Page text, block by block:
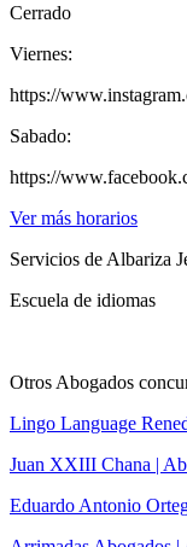
Cerrado
Viernes:
https://
Sabado:
https://
Ver más horarios
Servicios de Albariza
Escuela de idiomas
Otros Abogados
Lingo Language
Juan XXIII Chana |
Eduardo Antonio